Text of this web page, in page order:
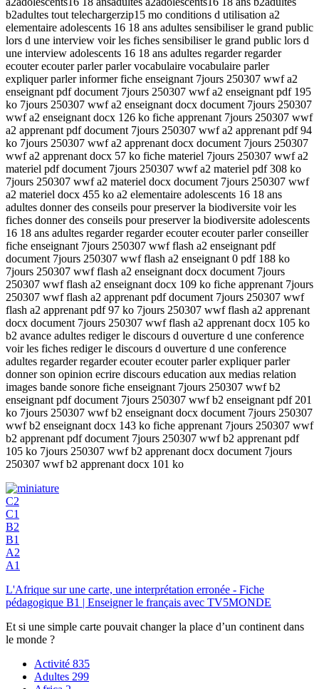
b2adultes tout telechargerzip15 mo conditions d utilisation a2
elementaire adolescents 16 18 ans adultes sensibiliser le grand public
lors d une interview voir les fiches sensibiliser le grand public lors d
une interview adolescents 16 18 ans adultes regarder regarder
ecouter ecouter parler parler vocabulaire vocabulaire parler
expliquer parler informer fiche enseignant 7jours 250307 wwf a2
enseignant pdf document 7jours 250307 wwf a2 enseignant pdf 195
ko 7jours 250307 wwf a2 enseignant docx document 7jours 250307
wwf a2 enseignant docx 126 ko fiche apprenant 7jours 250307 wwf
a2 apprenant pdf document 7jours 250307 wwf a2 apprenant pdf 94
ko 7jours 250307 wwf a2 apprenant docx document 7jours 250307
wwf a2 apprenant docx 57 ko fiche materiel 7jours 250307 wwf a2
materiel pdf document 7jours 250307 wwf a2 materiel pdf 308 ko
7jours 250307 wwf a2 materiel docx document 7jours 250307 wwf
a2 materiel docx 455 ko a2 elementaire adolescents 16 18 ans
adultes donner des conseils pour preserver la biodiversite voir les
fiches donner des conseils pour preserver la biodiversite adolescents
16 18 ans adultes regarder regarder ecouter ecouter parler conseiller
fiche enseignant 7jours 250307 wwf flash a2 enseignant pdf
document 7jours 250307 wwf flash a2 enseignant 0 pdf 188 ko
7jours 250307 wwf flash a2 enseignant docx document 7jours
250307 wwf flash a2 enseignant docx 109 ko fiche apprenant 7jours
250307 wwf flash a2 apprenant pdf document 7jours 250307 wwf
flash a2 apprenant pdf 97 ko 7jours 250307 wwf flash a2 apprenant
docx document 7jours 250307 wwf flash a2 apprenant docx 105 ko
b2 avance adultes rediger le discours d ouverture d une conference
voir les fiches rediger le discours d ouverture d une conference
adultes regarder regarder ecouter ecouter parler expliquer parler
donner son opinion ecrire discours education aux medias relation
images bande sonore fiche enseignant 7jours 250307 wwf b2
enseignant pdf document 7jours 250307 wwf b2 enseignant pdf 201
ko 7jours 250307 wwf b2 enseignant docx document 7jours 250307
wwf b2 enseignant docx 143 ko fiche apprenant 7jours 250307 wwf
b2 apprenant pdf document 7jours 250307 wwf b2 apprenant pdf
105 ko 7jours 250307 wwf b2 apprenant docx document 7jours
250307 wwf b2 apprenant docx 101 ko
C2
C1
B2
B1
A2
A1
L'Afrique sur une carte, une interprétation erronée - Fiche
pédagogique B1 | Enseigner le français avec TV5MONDE
Et si une simple carte pouvait changer la place d’un continent dans
le monde ?
Activité 835
Adultes 299